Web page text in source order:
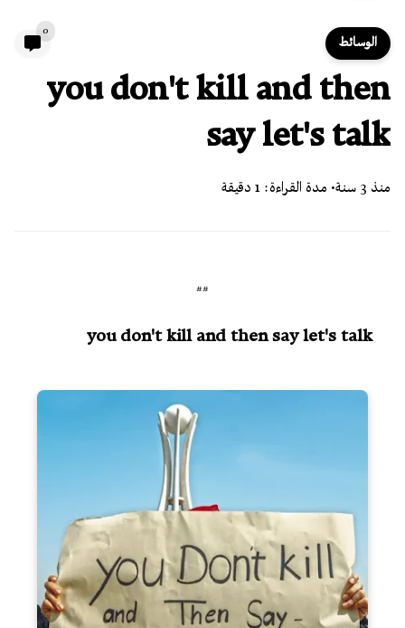
الوسائط
0
you don't kill and then
say let's talk
منذ 3 سنة • مدة القراءة: 1 دقيقة
##
you don't kill and then say let's talk